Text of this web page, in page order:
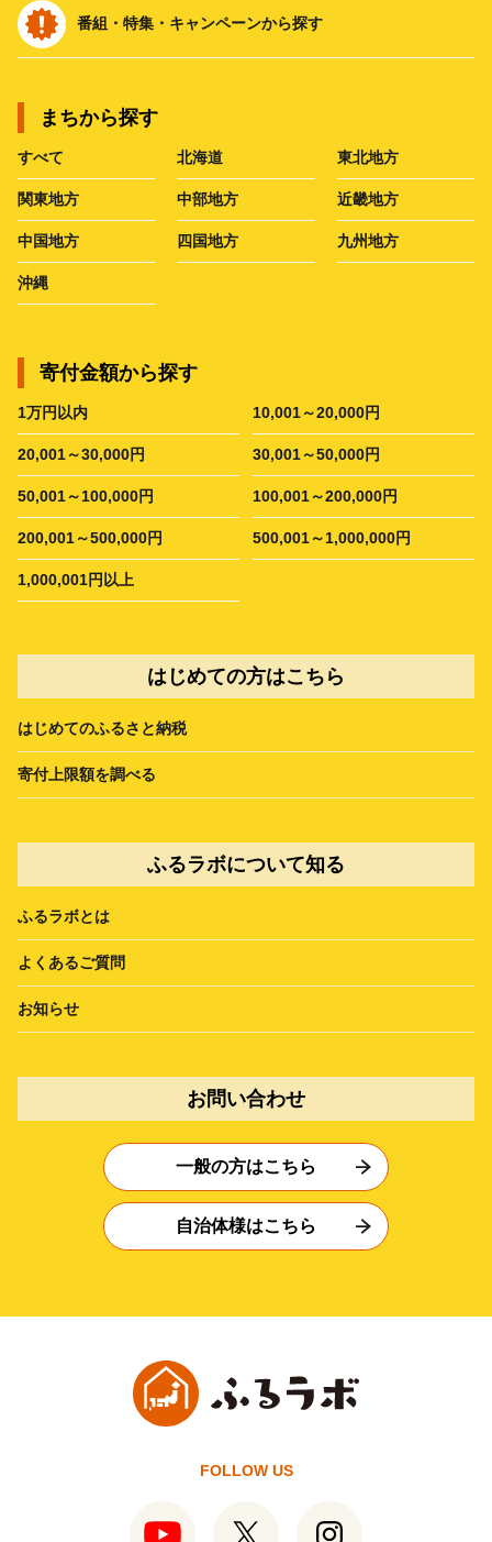
番組・特集・キャンペーンから探す
まちから探す
すべて 北海道 東北地方
関東地方 中部地方 近畿地方
中国地方 四国地方 九州地方
沖縄
寄付金額から探す
1万円以内 10,001～20,000円
20,001～30,000円 30,001～50,000円
50,001～100,000円 100,001～200,000円
200,001～500,000円 500,001～1,000,000円
1,000,001円以上
はじめての方はこちら
はじめてのふるさと納税
寄付上限額を調べる
ふるラボについて知る
ふるラボとは
よくあるご質問
お知らせ
お問い合わせ
一般の方はこちら
自治体様はこちら
FOLLOW US